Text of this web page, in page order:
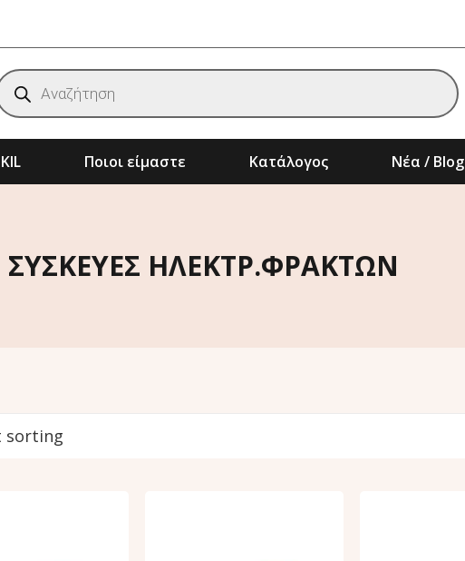
Ποιοι είμαστε Κατάλογος Νέα / Blog
ΣΥΣΚΕΥΕΣ ΗΛΕΚΤΡ.ΦΡΑΚΤΩΝ